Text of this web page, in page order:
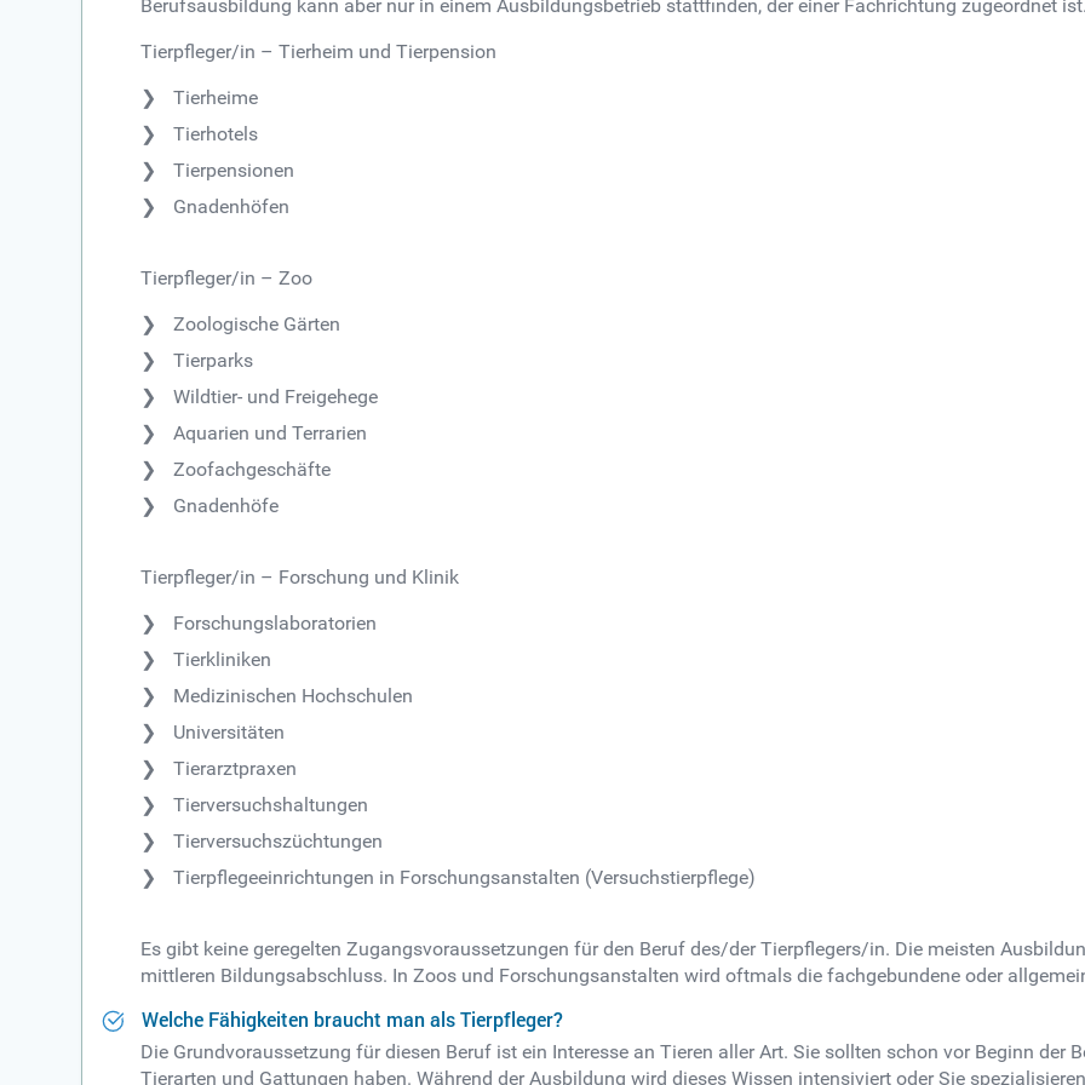
Berufsausbildung kann aber nur in einem Ausbildungsbetrieb stattfinden, der einer Fachrichtung zugeordnet
Tierpfleger/in – Tierheim und Tierpension
Tierheime
Tierhotels
Tierpensionen
Gnadenhöfen
Tierpfleger/in – Zoo
Zoologische Gärten
Tierparks
Wildtier- und Freigehege
Aquarien und Terrarien
Zoofachgeschäfte
Gnadenhöfe
Tierpfleger/in – Forschung und Klinik
Forschungslaboratorien
Tierkliniken
Medizinischen Hochschulen
Universitäten
Tierarztpraxen
Tierversuchshaltungen
Tierversuchszüchtungen
Tierpflegeeinrichtungen in Forschungsanstalten (Versuchstierpflege)
Es gibt keine geregelten Zugangsvoraussetzungen für den Beruf des/der Tierpflegers/in. Die meisten
mittleren Bildungsabschluss. In Zoos und Forschungsanstalten wird oftmals die fachgebundene oder
Welche Fähigkeiten braucht man als Tierpfleger?
Die Grundvoraussetzung für diesen Beruf ist ein Interesse an Tieren aller Art. Sie sollten schon vor Beginn der
Tierarten und Gattungen haben. Während der Ausbildung wird dieses Wissen intensiviert oder Sie